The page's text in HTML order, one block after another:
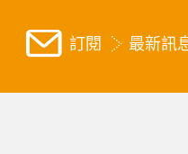
訂閱 最新訊